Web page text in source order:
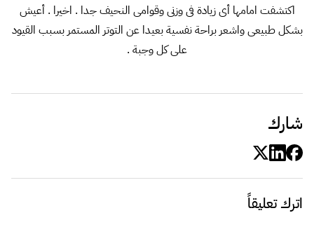
اكتشفت امامها أى زيادة فى وزنى وقوامى النحيف جدا . اخيرا . أعيش
بشكل طبيعى واشعر براحة نفسية بعيدا عن التوتر المستمر بسبب القيود
على كل وجبة .
شارك
اترك تعليقاً